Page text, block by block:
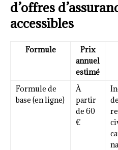
d’offres
accessibles
Formule
Prix
annuel
estimé
Formule de
base (en ligne)
À
partir
de 60
€